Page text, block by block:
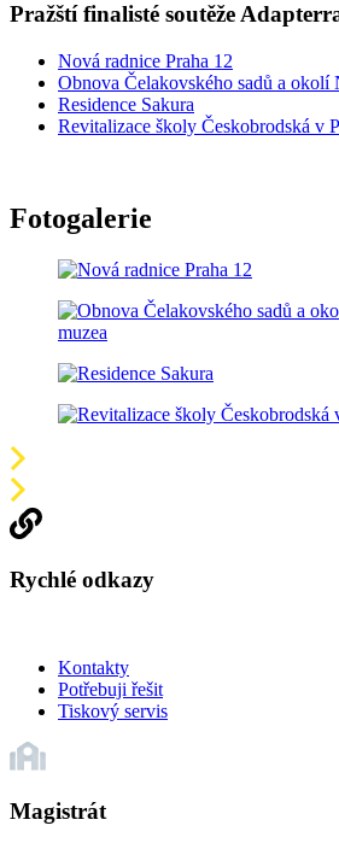
Pražští finalisté soutěže
Nová radnice Praha 12
Obnova Čelakovského sadů a okolí
Residence Sakura
Revitalizace školy Českobrodská v
Fotogalerie
Rychlé odkazy
Kontakty
Potřebuji řešit
Tiskový servis
Magistrát